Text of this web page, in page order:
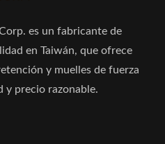
es un fabricante de
en Taiwán, que ofrece
y muelles de fuerza
y precio razonable.